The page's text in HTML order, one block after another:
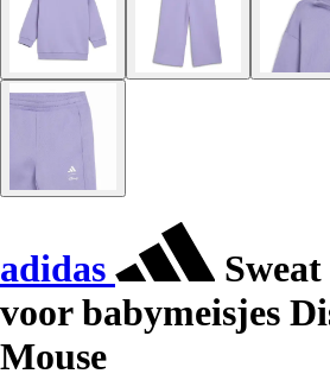
adidas
voor babymeisjes
Mouse